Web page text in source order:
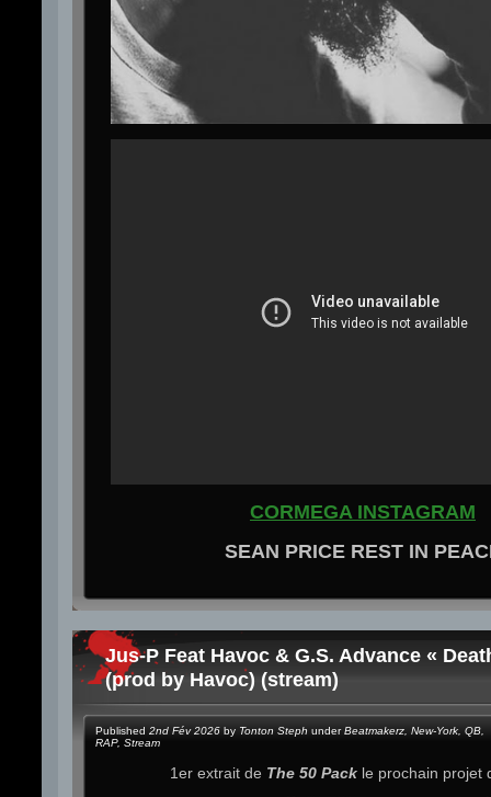
CORMEGA INSTAGRAM
SEAN PRICE REST IN
Jus-P Feat Havoc & G.S. Advance «
(prod by Havoc) (stream)
Published 2nd Fév 2026 by Tonton Steph underBeatmakerz New-York QB
RAP, Stream
1er extrait de The 50 Pack le prochain projet